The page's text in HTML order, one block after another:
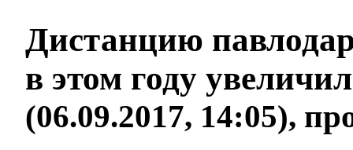
Дистанцию
в этом году
(06.09.2017, 14:05),